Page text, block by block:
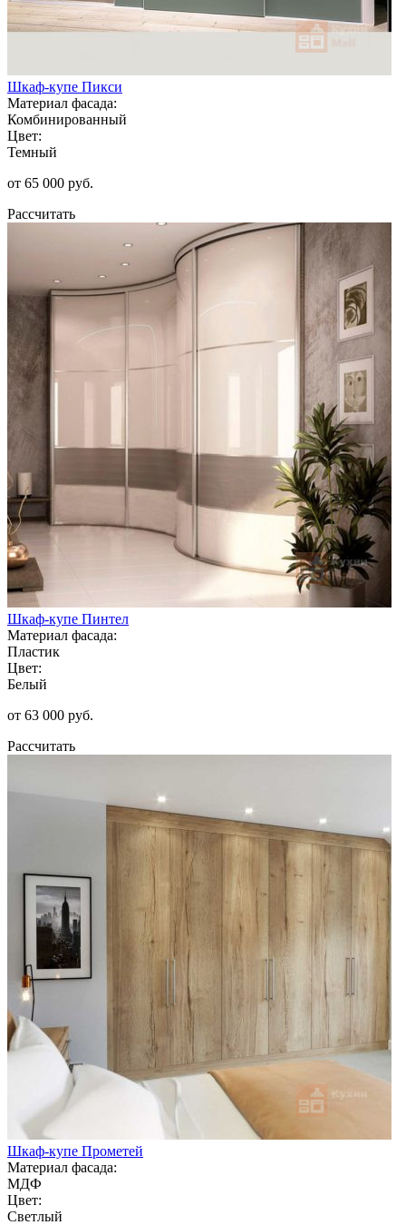
Шкаф-купе Пикси
Материал фасада:
Комбинированный
Цвет:
Темный
от 65 000 руб.
Рассчитать
Шкаф-купе Пинтел
Материал фасада:
Пластик
Цвет:
Белый
от 63 000 руб.
Рассчитать
Шкаф-купе Прометей
Материал фасада:
МДФ
Цвет:
Светлый